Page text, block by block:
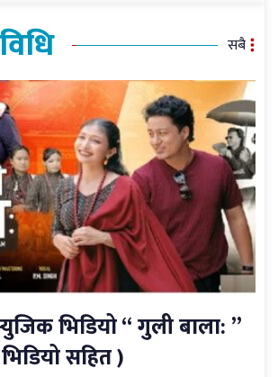
सबै
भिडियो “ गुली बाला: ”
सहित )